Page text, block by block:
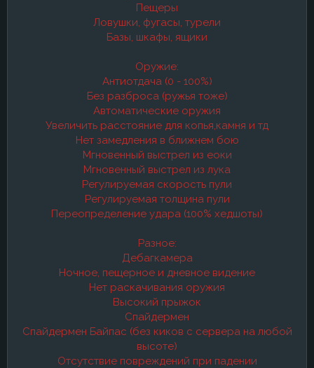
Пещеры
Ловушки, фугасы, турели
Базы, шкафы, ящики
Оружие:
Антиотдача (0 - 100%)
Без разброса (ружья тоже)
Автоматические оружия
Увеличить расстояние для копья,камня и тд
Нет замедления в ближнем бою
Мгновенный выстрел из еоки
Мгновенный выстрел из лука
Регулируемая скорость пули
Регулируемая толщина пули
Переопределение удара (100% хедшоты)
Разное:
Дебагкамера
Ночное, пещерное и дневное видение
Нет раскачивания оружия
Высокий прыжок
Спайдермен
Спайдермен Байпас (без киков с сервера на любой
высоте)
Отсутствие повреждений при падении